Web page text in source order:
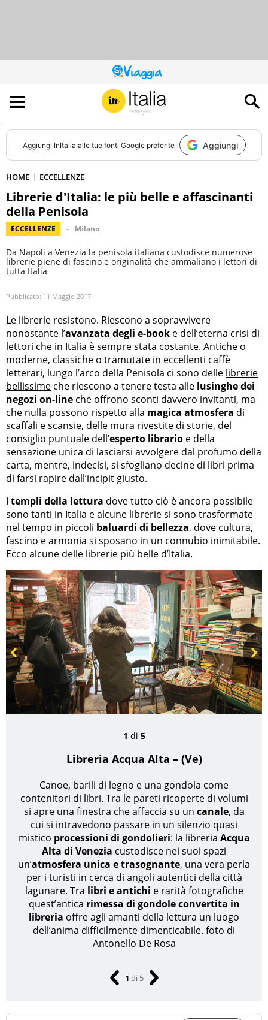
QUESTO
SITO
CONTRIBUISCE
ALL’AUDIENCE
DI
Aggiungi InItalia alle tue fonti Google preferite Aggiungi
HOME ECCELLENZE
Librerie d'Italia: le più belle e affascinanti
della Penisola
ECCELLENZE Milano
Da Napoli a Venezia la penisola italiana custodisce numerose
librerie piene di fascino e originalità che ammaliano i lettori di
tutta Italia
Pubblicato: 11 Maggio 2017
Le librerie resistono. Riescono a sopravvivere
nonostante l’avanzata degli e-book e dell’eterna crisi di
lettori che in Italia è sempre stata costante. Antiche o
moderne, classiche o tramutate in eccellenti caffè
letterari, lungo l’arco della Penisola ci sono delle librerie
bellissime che riescono a tenere testa alle lusinghe dei
negozi on-line che offrono sconti davvero invitanti, ma
che nulla possono rispetto alla magica atmosfera di
scaffali e scansie, delle mura rivestite di storie, del
consiglio puntuale dell’esperto librario e della
sensazione unica di lasciarsi avvolgere dal profumo della
carta, mentre, indecisi, si sfogliano decine di libri prima
di farsi rapire dall’incipit giusto.
I templi della lettura dove tutto ciò è ancora possibile
sono tanti in Italia e alcune librerie si sono trasformate
nel tempo in piccoli baluardi di bellezza, dove cultura,
fascino e armonia si sposano in un connubio inimitabile.
Ecco alcune delle librerie più belle d’Italia.
Prev Next
1 di 5
Libreria Acqua Alta – (Ve)
Canoe, barili di legno e una gondola come
contenitori di libri. Tra le pareti ricoperte di volumi
si apre una finestra che affaccia su un canale, da
cui si intravedono passare in un silenzio quasi
mistico processioni di gondolieri: la libreria Acqua
Alta di Venezia custodisce nei suoi spazi
un’atmosfera unica e trasognante, una vera perla
per i turisti in cerca di angoli autentici della città
lagunare. Tra libri e antichi e rarità fotografiche
quest’antica rimessa di gondole convertita in
libreria offre agli amanti della lettura un luogo
dell’anima difficilmente dimenticabile. foto di
Antonello De Rosa
1 di 5